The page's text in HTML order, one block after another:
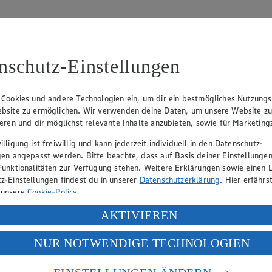
Pfanne, teils ganz ohne Öl (z. B. Hack). Gemüse mit Wasser
geben und nur ca. 1 cm hoch schichten. Erst anbraten lassen,
Einstellungen
und andere Technologien ein, um dir ein bestmögliches
zu ermöglichen. Wir verwenden deine Daten, um unsere Website zu
und dir möglichst relevante Inhalte anzubieten, sowie für
ist freiwillig und kann jederzeit individuell in den Datenschutz-
angepasst werden. Bitte beachte, dass auf Basis deiner
zur Verfügung stehen. Weitere Erklärungen sowie einen
Einstellungen findest du in unserer Datenschutzerklärung. Hier
Cookie-Policy.
deiner personenbezogenen Daten in den USA durch Facebook und
„Aktivieren“ klickst, willigst du im Sinne des Art. 49 Abs. 1 Satz 1 lit.
Daten in den USA verarbeitet werden. Der EuGH sieht die USA als
europäischen Standards nicht angemessenen Datenschutzniveau an. Es
Zugriffs durch US-amerikanische Behörden.
AKTIVIEREN
NUR NOTWENDIGE TECHNOLOGIEN